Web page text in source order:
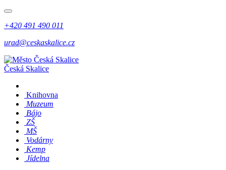
+420 491 490 011
urad@ceskaskalice.cz
Česká Skalice
Knihovna
Muzeum
Bájo
ZŠ
MŠ
Vodárny
Kemp
Jídelna